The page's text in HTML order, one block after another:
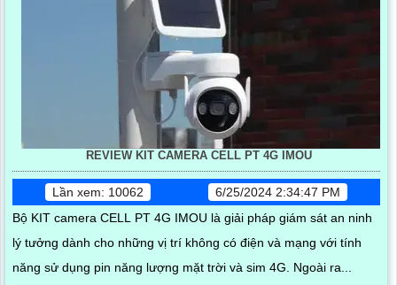
REVIEW KIT CAMERA CELL PT 4G IMOU
Lần xem: 10062
6/25/2024 2:34:47 PM
Bộ KIT camera CELL PT 4G IMOU là giải pháp giám sát an ninh
lý tưởng dành cho những vị trí không có điện và mạng với tính
năng sử dụng pin năng lượng mặt trời và sim 4G. Ngoài ra...